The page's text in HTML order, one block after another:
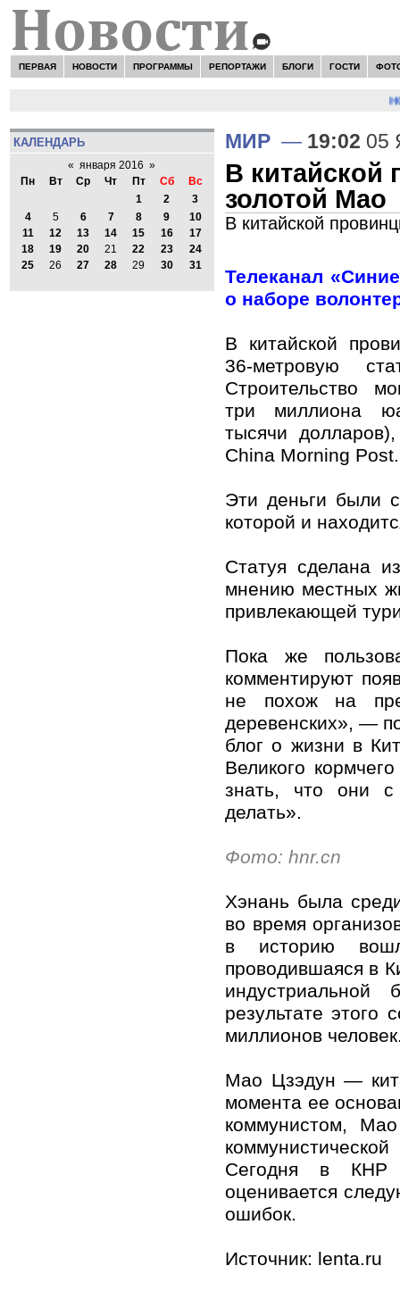
ПЕРВАЯ НОВОСТИ ПРОГРАММЫ РЕПОРТАЖИ БЛОГИ ГОСТИ
КАЛЕНДАРЬ
« января 2016 »
Пн
Вт Ср Чт Пт Сб
Вс
1
2
3
4
5 6 7 8 9
10
11
12 13 14 15 16
17
18
19 20 21 22 23
24
25
26 27 28 29 30 31
МИР — 19:02 05
В китайской
золотой Мао
В китайской
Телеканал
о наборе
В китайской
36-метровую
Строительство
три миллиона
тысячи
China Morning Post.
Эти деньги были
которой и
Статуя сделана
мнению местных
привлекающей
Пока же
комментируют
не похож на
деревенских», —
блог о жизни в
Великого
знать, что они с
делать».
Фото: hnr.cn
Хэнань была
во время
в историю
проводившаяся в
результате этого
миллионов
Мао Цзэдун —
момента ее
коммунистом,
Сегодня в КНР
оценивается
ошибок.
Источник: lenta.ru